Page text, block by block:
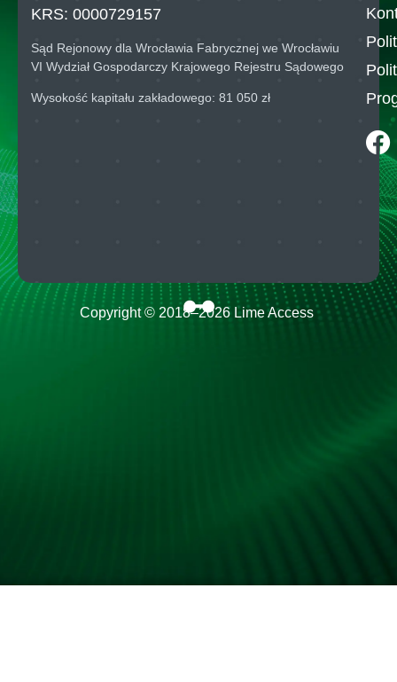
KRS: 0000729157
Sąd Rejonowy dla Wrocławia Fabrycznej we Wrocławiu
VI Wydział Gospodarczy Krajowego Rejestru Sądowego
Wysokość kapitału zakładowego: 81 050 zł
Copyright © 2018–2026 Lime Access